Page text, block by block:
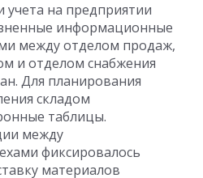
учета на предприятии
информационные
между отделом продаж,
и отделом снабжения
Для планирования
складом
таблицы.
между
фиксировалось
материалов